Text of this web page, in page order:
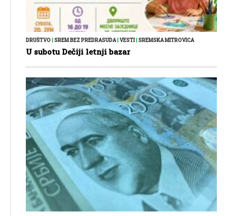
DRUŠTVO|SREM BEZ PREDRASUDA|VESTI|SREMSKA MITROVICA
U subotu Dečiji letnji bazar